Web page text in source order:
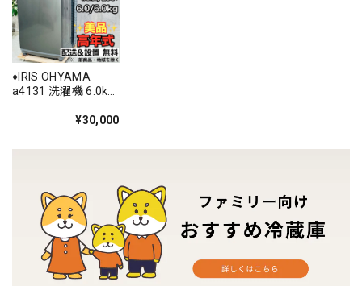
♦️IRIS OHYAMA
a4131 洗濯機 6.0kg
¥30,000